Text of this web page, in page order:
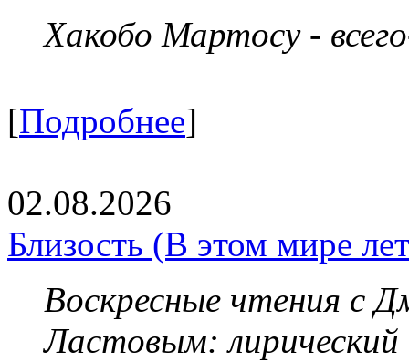
Хакобо Мартосу -
[Подробнее]
02.08.2026
Близость (В этом мире
Воскресные чтения с
Ластовым: